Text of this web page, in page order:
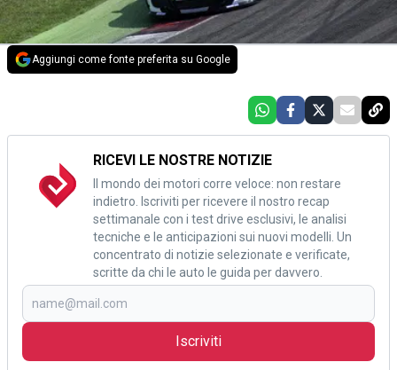
Aggiungi come fonte preferita su Google
RICEVI LE NOSTRE NOTIZIE
Il mondo dei motori corre veloce: non restare
indietro. Iscriviti per ricevere il nostro recap
settimanale con i test drive esclusivi, le analisi
tecniche e le anticipazioni sui nuovi modelli. Un
concentrato di notizie selezionate e verificate,
scritte da chi le auto le guida per davvero.
Iscriviti